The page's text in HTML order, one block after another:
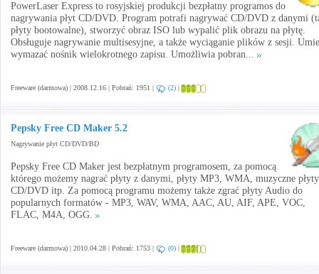
PowerLaser Express to rosyjskiej produkcji bezpłatny programos do
nagrywania płyt CD/DVD. Program potrafi nagrywać CD/DVD z danymi
płyty bootowalne), stworzyć obraz ISO lub wypalić plik obrazu na płytę.
Obsługuje nagrywanie multisesyjne, a także wyciąganie plików z sesji. Umie
wymazać nośnik wielokrotnego zapisu. Umożliwia pobran...
Freeware (darmowa) | 2008.12.16 | Pobrań: 1951 | (2) |
Pepsky Free CD Maker 5.2
Nagrywanie płyt CD/DVD/BD
Pepsky Free CD Maker jest bezpłatnym programosem, za pomocą
którego możemy nagrać płyty z danymi, płyty MP3, WMA, muzyczne płyty
CD/DVD itp. Za pomocą programu możemy także zgrać płyty Audio do
popularnych formatów - MP3, WAV, WMA, AAC, AU, AIF, APE, VOC,
FLAC, M4A, OGG.
Freeware (darmowa) | 2010.04.28 | Pobrań: 1753 | (0) |